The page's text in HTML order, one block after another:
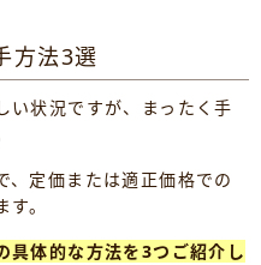
方法3選
い状況ですが、まったく手
、定価または適正価格での
。
具体的な方法を3つご紹介し